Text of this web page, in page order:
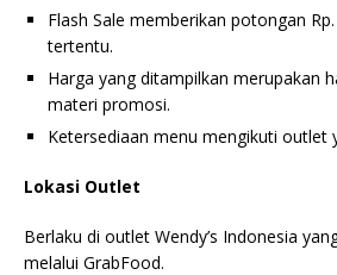
Flash Sale memberikan potongan
tertentu.
Harga yang ditampilkan merupakan
materi promosi.
Ketersediaan menu mengikuti outlet
Lokasi Outlet
Berlaku di outlet Wendy’s Indonesia
melalui GrabFood.